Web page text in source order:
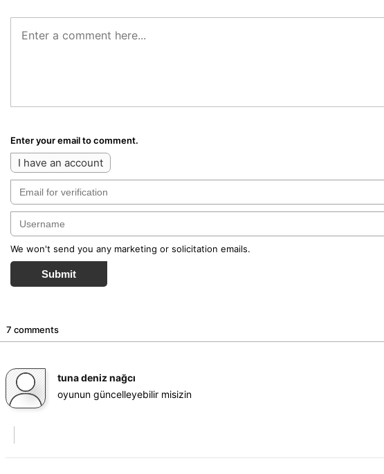
Enter your email to comment.
I have an account
We won't send you any marketing or solicitation emails.
Submit
7 comments
tuna deniz nağcı
oyunun güncelleyebilir misizin